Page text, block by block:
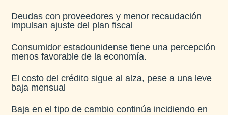
Deudas con proveedores y menor recaudación
impulsan ajuste del plan fiscal​
Consumidor estadounidense tiene una percepción
menos favorable de la economía​.
El costo del crédito sigue al alza, pese a una leve
baja mensual​
Baja en el tipo de cambio continúa incidiendo en